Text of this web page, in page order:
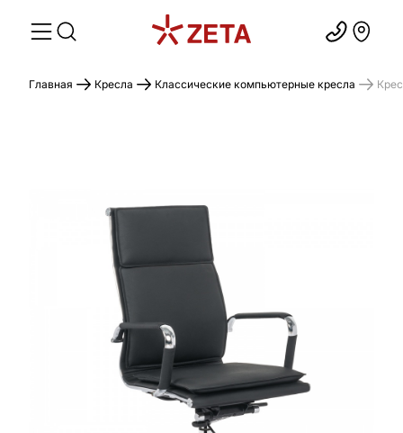
Главная Кресла Классические компьютерные кресла